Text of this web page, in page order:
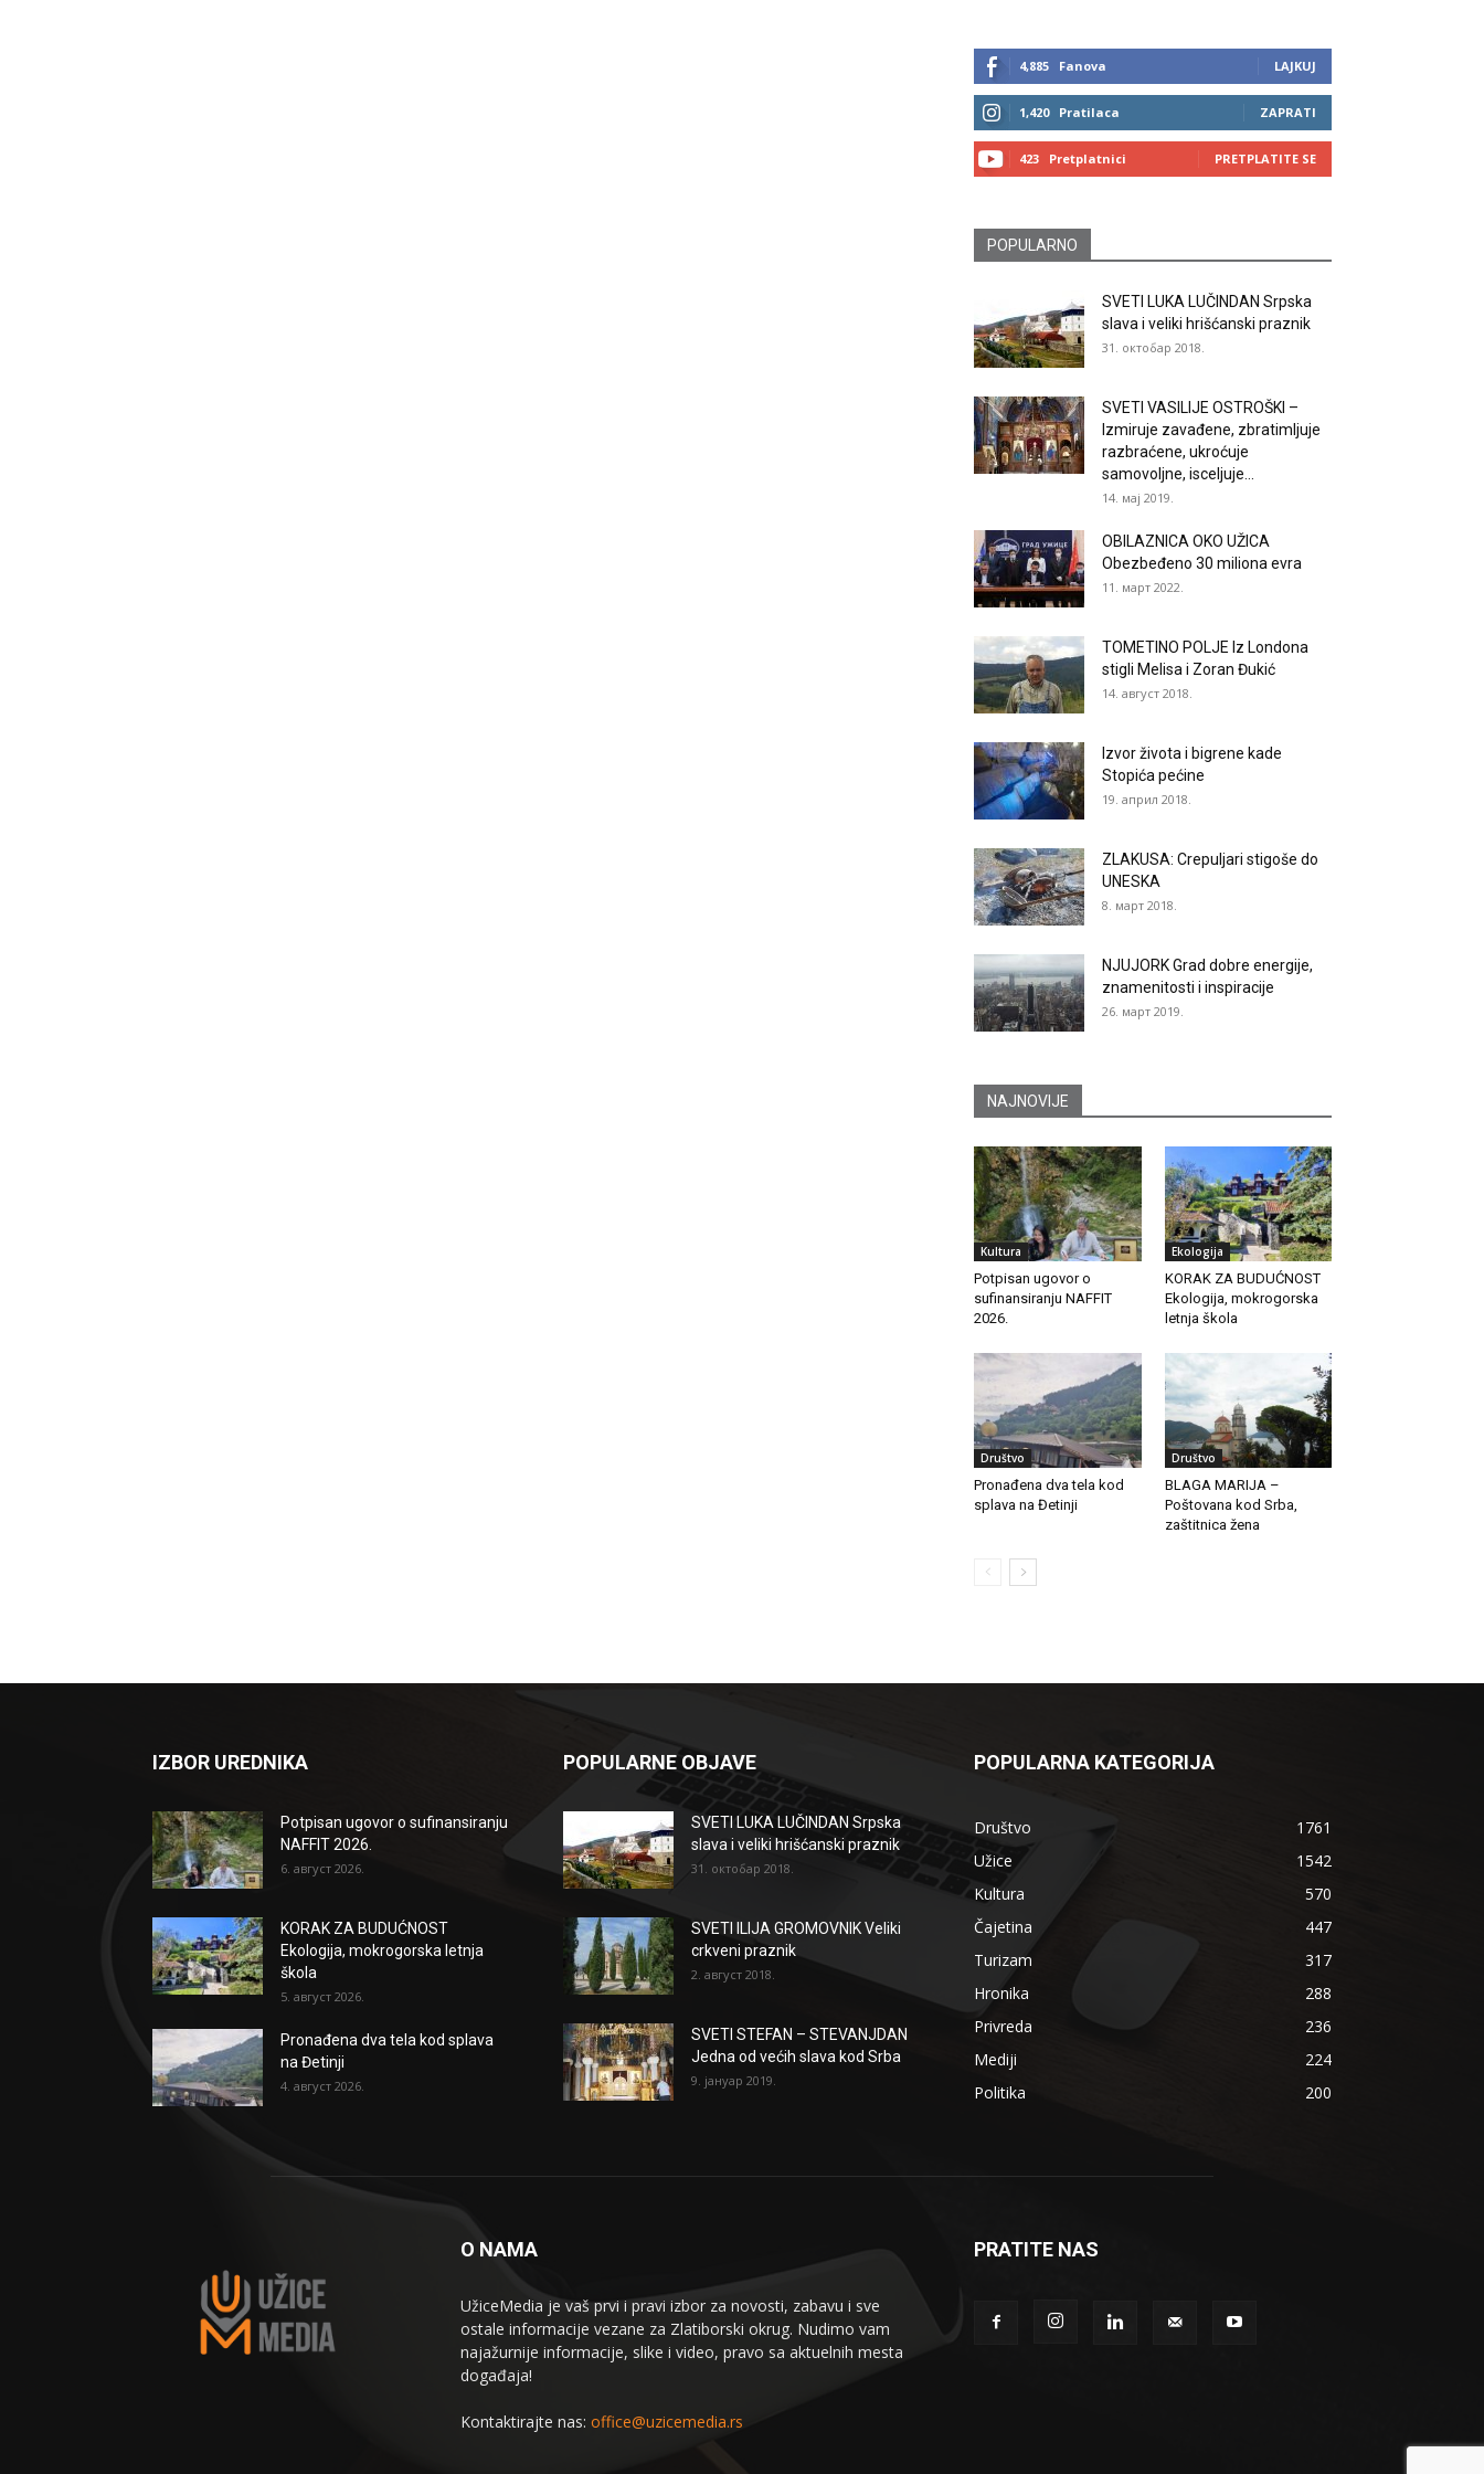
4,885 Fanova LAJKUJ
1,420 Pratilaca ZAPRATI
423 Pretplatnici PRETPLATITE SE
POPULARNO
SVETI LUKA LUČINDAN Srpska
slava i veliki hrišćanski praznik
31. октобар 2018.
SVETI VASILIJE OSTROŠKI –
Izmiruje zavađene, zbratimljuje
razbraćene, ukroćuje
samovoljne, isceljuje...
14. мај 2019.
OBILAZNICA OKO UŽICA
Obezbeđeno 30 miliona evra
11. март 2022.
TOMETINO POLJE Iz Londona
stigli Melisa i Zoran Đukić
14. август 2018.
Izvor života i bigrene kade
Stopića pećine
19. април 2018.
ZLAKUSA: Crepuljari stigoše do
UNESKA
8. март 2018.
NJUJORK Grad dobre energije,
znamenitosti i inspiracije
26. март 2019.
NAJNOVIJE
Kultura
Potpisan ugovor o
sufinansiranju NAFFIT
2026.
Ekologija
KORAK ZA BUDUĆNOST
Ekologija, mokrogorska
letnja škola
Društvo
Pronađena dva tela kod
splava na Đetinji
Društvo
BLAGA MARIJA –
Poštovana kod Srba,
zaštitnica žena
IZBOR UREDNIKA
Potpisan ugovor o sufinansiranju
NAFFIT 2026.
6. август 2026.
KORAK ZA BUDUĆNOST
Ekologija, mokrogorska letnja
škola
5. август 2026.
Pronađena dva tela kod splava
na Đetinji
4. август 2026.
POPULARNE OBJAVE
SVETI LUKA LUČINDAN Srpska
slava i veliki hrišćanski praznik
31. октобар 2018.
SVETI ILIJA GROMOVNIK Veliki
crkveni praznik
2. август 2018.
SVETI STEFAN – STEVANJDAN
Jedna od većih slava kod Srba
9. јануар 2019.
POPULARNA KATEGORIJA
Društvo
1761
Užice
1542
Kultura
570
Čajetina
447
Turizam
317
Hronika
288
Privreda
236
Mediji
224
Politika
200
O NAMA
UžiceMedia je vaš prvi i pravi izbor za novosti, zabavu i sve
ostale informacije vezane za Zlatiborski okrug. Nudimo vam
najažurnije informacije, slike i video, pravo sa aktuelnih mesta
događaja!
Kontaktirajte nas: office@uzicemedia.rs
PRATITE NAS